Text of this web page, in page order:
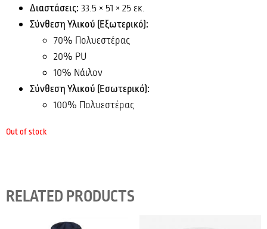
Διαστάσεις: 33.5 × 51 × 25 εκ.
Σύνθεση Υλικού (Εξωτερικό):
70% Πολυεστέρας
20% PU
10% Νάιλον
Σύνθεση Υλικού (Εσωτερικό):
100% Πολυεστέρας
Out of stock
RELATED PRODUCTS